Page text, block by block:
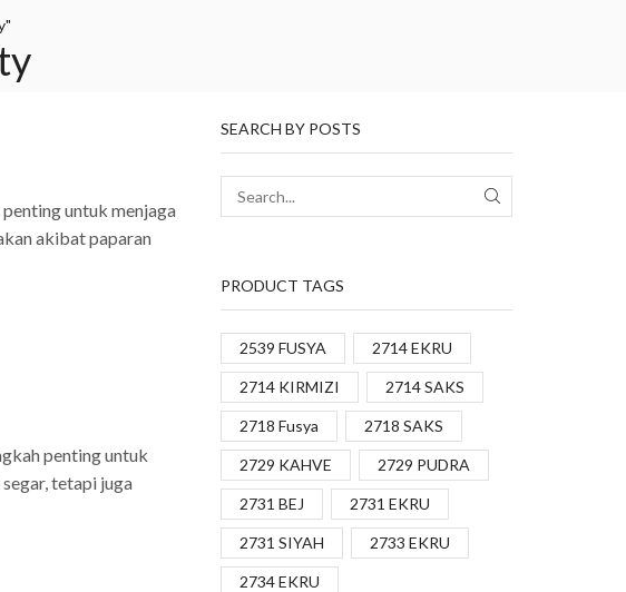
untuk menjaga
akibat paparan
penting untuk
tetapi juga
SEARCH BY POSTS
PRODUCT TAGS
2539 FUSYA 2714 EKRU
2714 KIRMIZI 2714 SAKS
2718 Fusya 2718 SAKS
2729 KAHVE 2729 PUDRA
2731 BEJ 2731 EKRU
2731 SIYAH 2733 EKRU
2734 EKRU